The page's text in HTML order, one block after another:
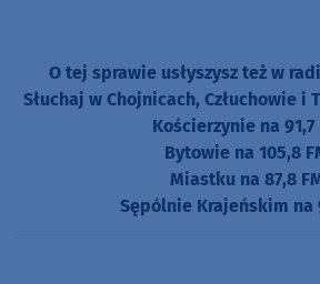
O tej sprawie usłyszysz też w
Słuchaj w Chojnicach, Człuchowie i
Kościerzynie na 91,7
Bytowie na 105,8
Miastku na 87,8
Sępólnie Krajeńskim na